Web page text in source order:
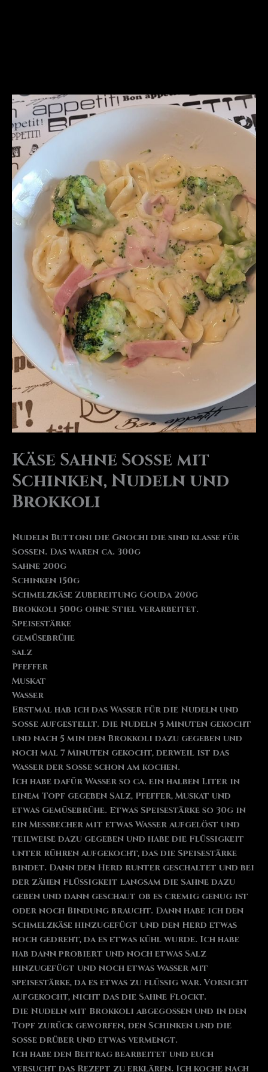
Käse Sahne Soße mit
Schinken, Nudeln und
Brokkoli
Nudeln Buttoni die Gnochi die sind klasse für
Soßen. Das waren ca. 300g
Sahne 200g
Schinken 150g
Schmelzkäse Zubereitung Gouda 200g
Brokkoli 500g ohne Stiel verarbeitet.
Speisestärke
Gemüsebrühe
salz
Pfeffer
Muskat
Wasser
Erstmal hab ich das Wasser für die Nudeln und
Soße aufgestellt. Die Nudeln 5 Minuten gekocht
und nach 5 min den Brokkoli dazu gegeben und
noch mal 7 Minuten gekocht, derweil ist das
Wasser der Soße schon am kochen.
Ich habe dafür Wasser so ca. ein halben Liter in
einem Topf gegeben Salz, Pfeffer, Muskat und
etwas Gemüsebrühe. Etwas Speisestärke so 30g in
ein Messbecher mit etwas Wasser aufgelöst und
teilweise dazu gegeben und habe die Flüssigkeit
unter rühren aufgekocht, das die Speisestärke
bindet. Dann den Herd runter geschaltet und bei
der zähen Flüssigkeit langsam die Sahne dazu
geben und dann geschaut ob es cremig genug ist
oder noch Bindung braucht. Dann habe ich den
Schmelzkäse hinzugefügt und den Herd etwas
hoch gedreht, da es etwas kühl wurde. Ich habe
hab dann probiert und noch etwas Salz
hinzugefügt und noch etwas Wasser mit
speisestärke, da es etwas zu flüssig war. Vorsicht
aufgekocht, nicht das die Sahne Flockt.
Die Nudeln mit Brokkoli abgegossen und in den
Topf zurück geworfen, den Schinken und die
soße drüber und etwas vermengt.
Ich habe den Beitrag bearbeitet und euch
versucht das Rezept zu erklären. Ich koche nach